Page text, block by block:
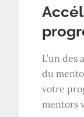
L’un des
du
votre
mentors